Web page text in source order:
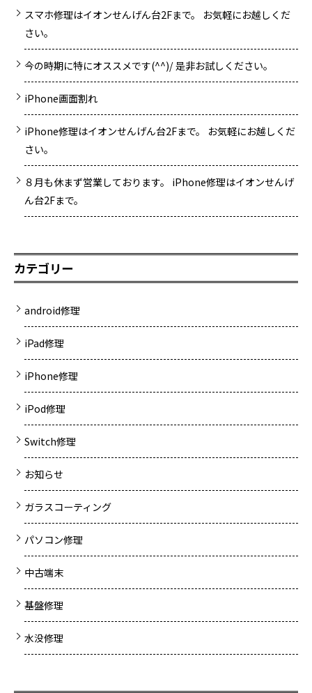
スマホ修理はイオンせんげん台2Fまで。 お気軽にお越しくだ
さい。
今の時期に特にオススメです(^^)/ 是非お試しください。
iPhone画面割れ
iPhone修理はイオンせんげん台2Fまで。 お気軽にお越しくだ
さい。
８月も休まず営業しております。 iPhone修理はイオンせんげ
ん台2Fまで。
カテゴリー
android修理
iPad修理
iPhone修理
iPod修理
Switch修理
お知らせ
ガラスコーティング
パソコン修理
中古端末
基盤修理
水没修理